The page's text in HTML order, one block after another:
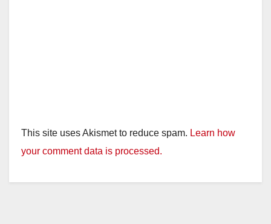
This site uses Akismet to reduce spam. Learn how
your comment data is processed.